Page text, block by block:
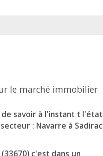
le marché immobilier
savoir à l'instant t l'état
: Navarre à Sadirac
c'est dans un